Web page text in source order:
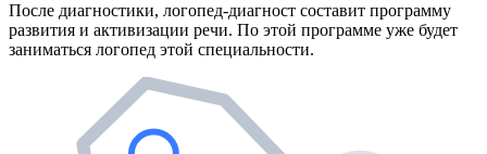
После диагностики, логопед-диагност составит программу
развития и активизации речи. По этой программе уже будет
заниматься логопед этой специальности.